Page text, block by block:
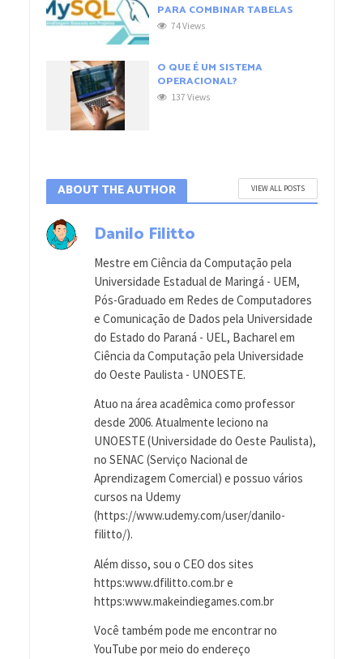
PARA COMBINAR TABELAS
74 Views
O QUE É UM SISTEMA
OPERACIONAL?
137 Views
ABOUT THE AUTHOR VIEW ALL POSTS
Danilo Filitto
Mestre em Ciência da Computação pela
Universidade Estadual de Maringá - UEM,
Pós-Graduado em Redes de Computadores
e Comunicação de Dados pela Universidade
do Estado do Paraná - UEL, Bacharel em
Ciência da Computação pela Universidade
do Oeste Paulista - UNOESTE.
Atuo na área acadêmica como professor
desde 2006. Atualmente leciono na
UNOESTE (Universidade do Oeste Paulista),
no SENAC (Serviço Nacional de
Aprendizagem Comercial) e possuo vários
cursos na Udemy
(https://www.udemy.com/user/danilo-
filitto/).
Além disso, sou o CEO dos sites
https:www.dfilitto.com.br e
https:www.makeindiegames.com.br
Você também pode me encontrar no
YouTube por meio do endereço